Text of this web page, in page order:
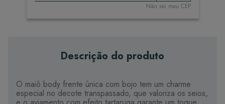
Não sei meu CEP
Descrição do produto
O maiô body frente única com bojo tem um charme
especial no decote transpassado, que valoriza os seios,